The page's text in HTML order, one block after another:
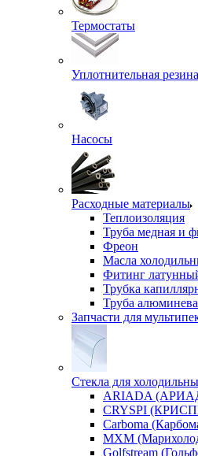
Термостаты
Уплотнительная резина
Насосы
Расходные материалы
Теплоизоляция
Труба медная и
Фреон
Масла
Фитинг
Трубка
Труба
Запчасти для
Стекла для
ARIADA
CRYSPI
Carboma
MXM
Golfstream